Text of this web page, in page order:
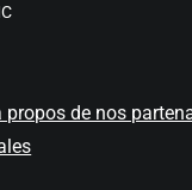
de nos